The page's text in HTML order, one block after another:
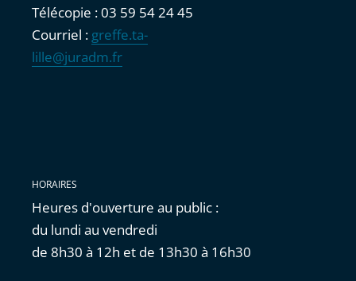
Télécopie : 03 59 54 24 45
Courriel : greffe.ta-
lille@juradm.fr
HORAIRES
Heures d'ouverture au public :
du lundi au vendredi
de 8h30 à 12h et de 13h30 à 16h30